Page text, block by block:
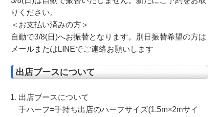
りください。
＜お支払い済みの方＞
自動で3/8(日)へお振替となります。別日振替希望の方は
メールまたはLINEでご連絡お願いします
出店ブースについて
出店ブースについて
手ハーフ=手持ち出店のハーフサイズ(1.5m×2mサイ